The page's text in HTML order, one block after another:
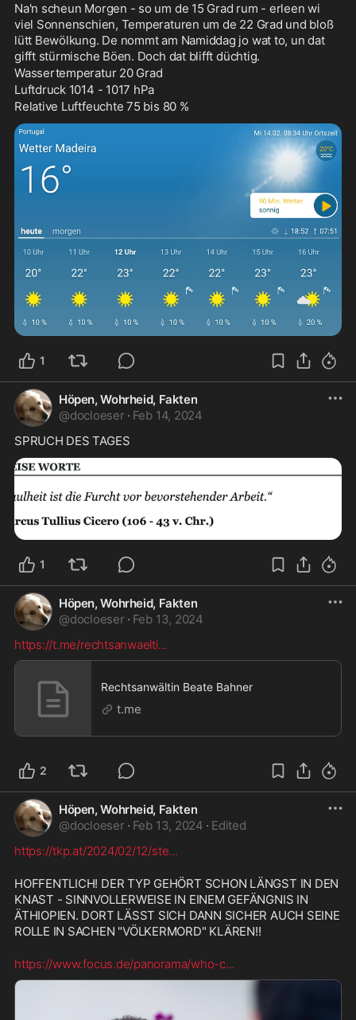
Na'n scheun Morgen - so um de 15 Grad rum - erleen wi
viel Sonnenschien, Temperaturen um de 22 Grad und bloß
lütt Bewölkung. De nommt am Namiddag jo wat to, un dat
gifft stürmische Böen. Doch dat blifft düchtig.
Wassertemperatur 20 Grad
Luftdruck 1014 - 1017 hPa
Relative Luftfeuchte 75 bis 80 %
1
Höpen, Wohrheid, Fakten
@docloeser · Feb 14, 2024
SPRUCH DES TAGES
1
Höpen, Wohrheid, Fakten
@docloeser · Feb 13, 2024
https://t.me/rechtsanwaelti...
Rechtsanwältin Beate Bahner
t.me
2
Höpen, Wohrheid, Fakten
@docloeser · Feb 13, 2024 · Edited
https://tkp.at/2024/02/12/ste...
HOFFENTLICH! DER TYP GEHÖRT SCHON LÄNGST IN DEN
KNAST - SINNVOLLERWEISE IN EINEM GEFÄNGNIS IN
ÄTHIOPIEN. DORT LÄSST SICH DANN SICHER AUCH SEINE
ROLLE IN SACHEN "VÖLKERMORD" KLÄREN!!
https://www.focus.de/panorama/who-c...